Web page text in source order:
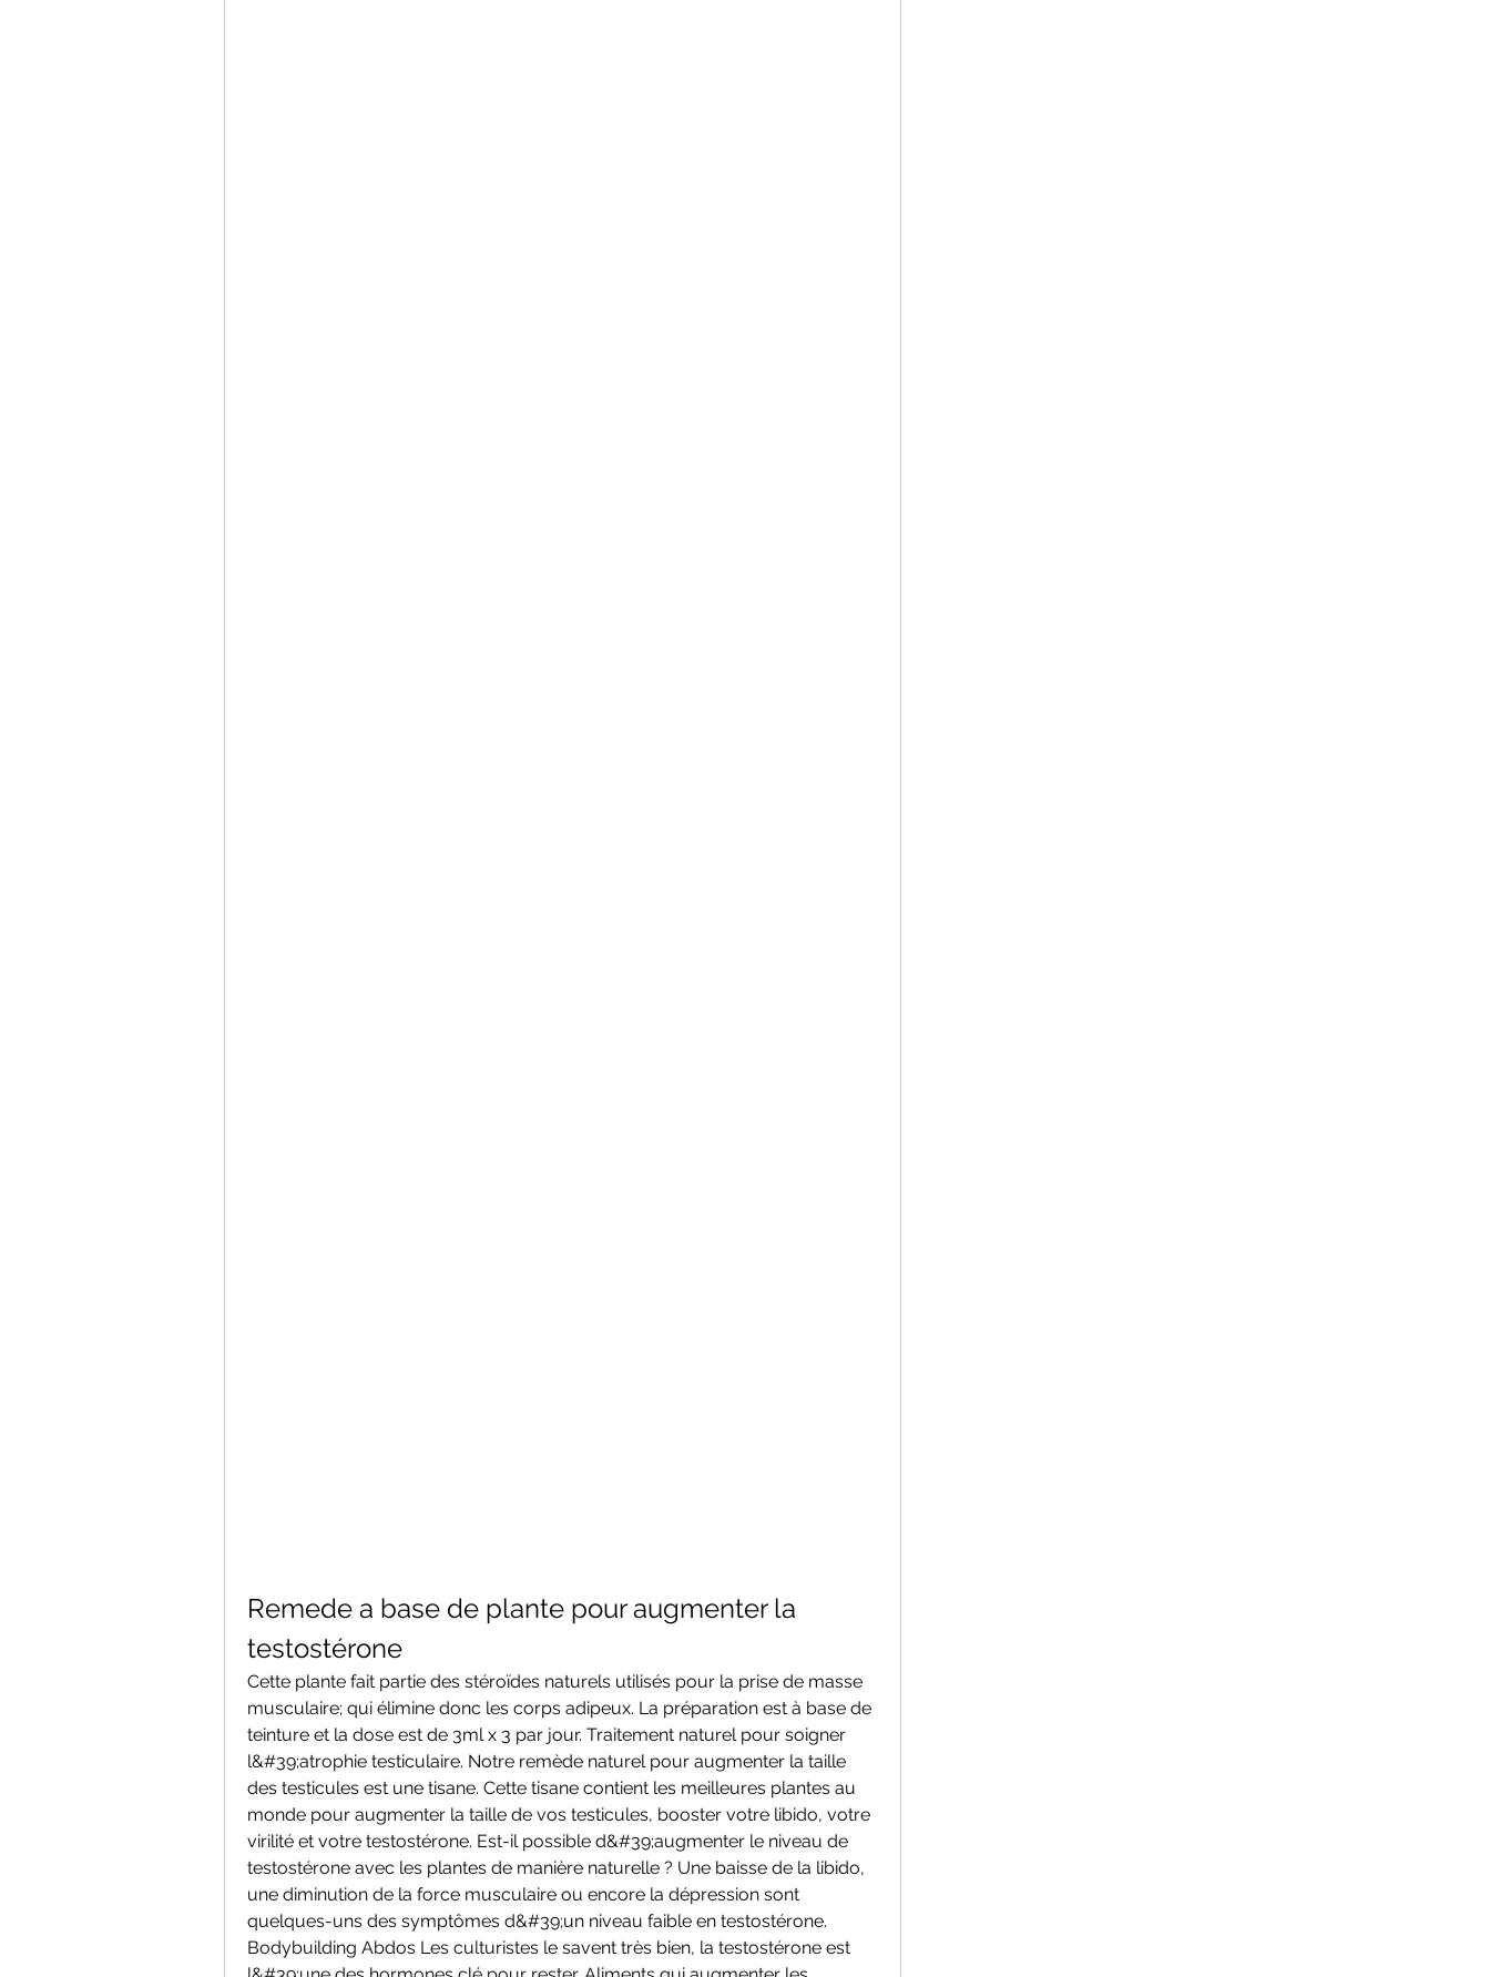
Remede a base de plante pour augmenter la
testostérone
Cette plante fait partie des stéroïdes naturels utilisés pour la prise de masse
musculaire; qui élimine donc les corps adipeux. La préparation est à base de
teinture et la dose est de 3ml x 3 par jour. Traitement naturel pour soigner
l&#39;atrophie testiculaire. Notre remède naturel pour augmenter la taille
des testicules est une tisane. Cette tisane contient les meilleures plantes au
monde pour augmenter la taille de vos testicules, booster votre libido, votre
virilité et votre testostérone. Est-il possible d&#39;augmenter le niveau de
testostérone avec les plantes de manière naturelle ? Une baisse de la libido,
une diminution de la force musculaire ou encore la dépression sont
quelques-uns des symptômes d&#39;un niveau faible en testostérone.
Bodybuilding Abdos Les culturistes le savent très bien, la testostérone est